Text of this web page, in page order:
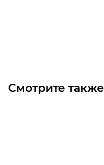
Смотрите также